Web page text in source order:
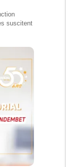
suscitent